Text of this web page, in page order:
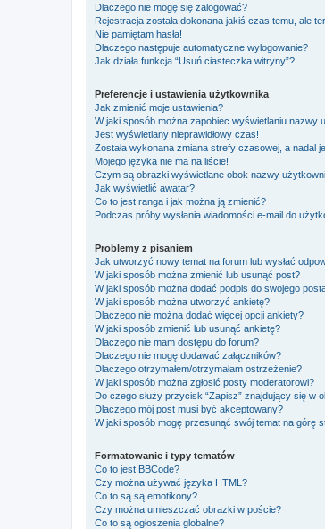
Dlaczego nie mogę się zalogować?
Rejestracja została dokonana jakiś czas temu, ale
Nie pamiętam hasła!
Dlaczego następuje automatyczne wylogowanie?
Jak działa funkcja “Usuń ciasteczka witryny”?
Preferencje i ustawienia użytkownika
Jak zmienić moje ustawienia?
W jaki sposób można zapobiec wyświetlaniu
Jest wyświetlany nieprawidłowy czas!
Została wykonana zmiana strefy czasowej, a nadal
Mojego języka nie ma na liście!
Czym są obrazki wyświetlane obok nazwy
Jak wyświetlić awatar?
Co to jest ranga i jak można ją zmienić?
Podczas próby wysłania wiadomości e-mail do
Problemy z pisaniem
Jak utworzyć nowy temat na forum lub wysłać
W jaki sposób można zmienić lub usunąć post?
W jaki sposób można dodać podpis do swojego
W jaki sposób można utworzyć ankietę?
Dlaczego nie można dodać więcej opcji ankiety?
W jaki sposób zmienić lub usunąć ankietę?
Dlaczego nie mam dostępu do forum?
Dlaczego nie mogę dodawać załączników?
Dlaczego otrzymałem/otrzymałam ostrzeżenie?
W jaki sposób można zgłosić posty moderatorowi?
Do czego służy przycisk “Zapisz” znajdujący się w
Dlaczego mój post musi być akceptowany?
W jaki sposób mogę przesunąć swój temat na górę
Formatowanie i typy tematów
Co to jest BBCode?
Czy można używać języka HTML?
Co to są są emotikony?
Czy można umieszczać obrazki w poście?
Co to są ogłoszenia globalne?